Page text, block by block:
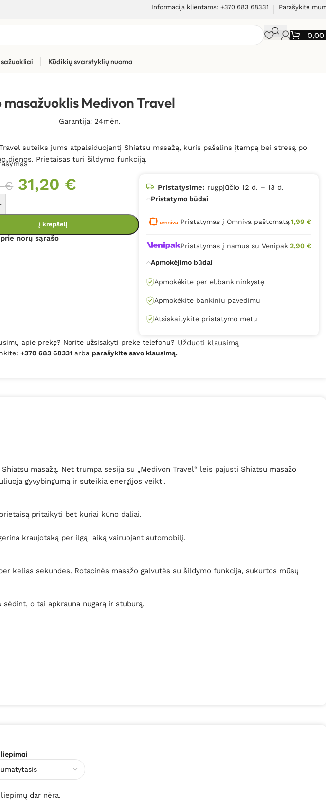
Informacija klientams: +370 683 68331 Parašykite
0,00
Kūdikių svarstyklių nuoma
masažuoklis Medivon Travel
Garantija: 24mėn.
suteiks jums atpalaiduojantį Shiatsu masažą, kuris pašalins įtampą bei stresą po
dienos. Prietaisas turi šildymo funkciją.
€ 31,20 €
Į krepšelį
norų sąrašo
Pristatysime: rugpjūčio 12 d. – 13 d.
Pristatymo būdai
Pristatymas į Omniva paštomatą 1,99 €
Pristatymas į namus su Venipak 2,90 €
Apmokėjimo būdai
Apmokėkite per el.bankininkystę
Apmokėkite bankiniu pavedimu
Atsiskaitykite pristatymo metu
apie prekę? Norite užsisakyti prekę telefonu?
+370 683 68331 arba parašykite savo klausimą.
Užduoti klausimą
masažą. Net trumpa sesija su „Medivon Travel“ leis pajusti Shiatsu masažo
gyvybingumą ir suteikia energijos veikti.
pritaikyti bet kuriai kūno daliai.
kraujotaką per ilgą laiką vairuojant automobilį.
kelias sekundes. Rotacinės masažo galvutės su šildymo funkcija, sukurtos mūsų
o tai apkrauna nugarą ir stuburą.
dar nėra.